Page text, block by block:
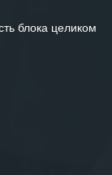
блока целиком